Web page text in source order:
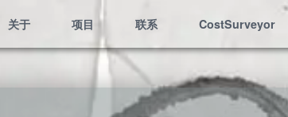
关于 项目 联系 CostSurveyor